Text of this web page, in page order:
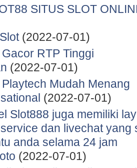
SITUS SLOT
(2022-07-01)
RTP Tinggi
(2022-07-01)
Mudah Menang
(2022-07-01)
Slot888 juga memiliki
dan livechat yang
anda selama 24 jam
(2022-07-01)